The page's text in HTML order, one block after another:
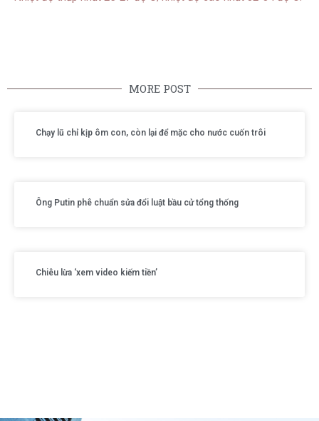
MORE POST
Chạy lũ chỉ kịp ôm con, còn lại để mặc cho nước cuốn trôi
Ông Putin phê chuẩn sửa đổi luật bầu cử tổng thống
Chiêu lừa ‘xem video kiếm tiền’